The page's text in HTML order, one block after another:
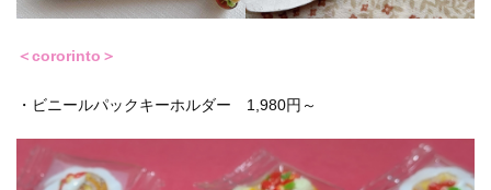
＜cororinto＞
・ビニールパックキーホルダー 1,980円～